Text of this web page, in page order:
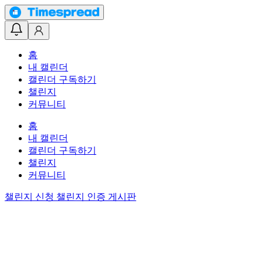
홈
내 캘린더
캘린더 구독하기
챌린지
커뮤니티
홈
내 캘린더
캘린더 구독하기
챌린지
커뮤니티
챌린지 신청 챌린지 인증 게시판